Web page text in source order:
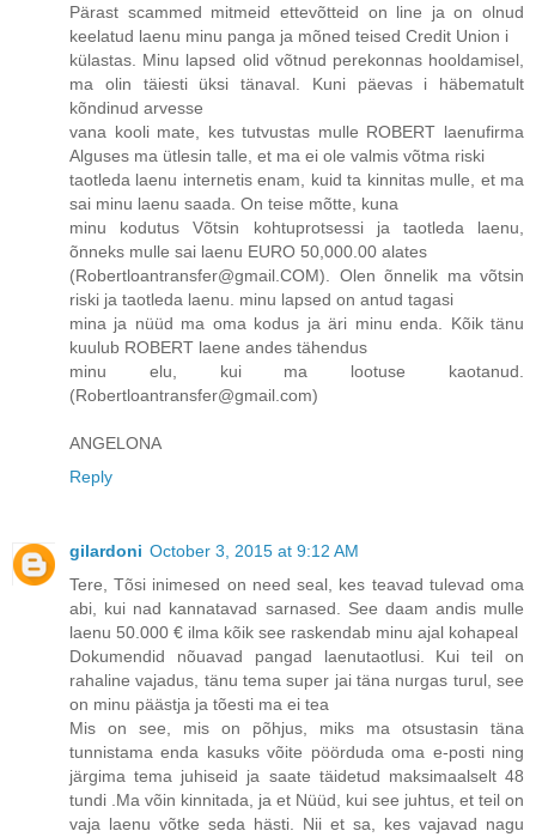
Pärast scammed mitmeid ettevõtteid on line ja on olnud
keelatud laenu minu panga ja mõned teised Credit Union i
külastas. Minu lapsed olid võtnud perekonnas hooldamisel,
ma olin täiesti üksi tänaval. Kuni päevas i häbematult
kõndinud arvesse
vana kooli mate, kes tutvustas mulle ROBERT laenufirma
Alguses ma ütlesin talle, et ma ei ole valmis võtma riski
taotleda laenu internetis enam, kuid ta kinnitas mulle, et ma
sai minu laenu saada. On teise mõtte, kuna
minu kodutus Võtsin kohtuprotsessi ja taotleda laenu,
õnneks mulle sai laenu EURO 50,000.00 alates
(Robertloantransfer@gmail.COM). Olen õnnelik ma võtsin
riski ja taotleda laenu. minu lapsed on antud tagasi
mina ja nüüd ma oma kodus ja äri minu enda. Kõik tänu
kuulub ROBERT laene andes tähendus
minu elu, kui ma lootuse kaotanud.
(Robertloantransfer@gmail.com)
ANGELONA
Reply
gilardoni October 3, 2015 at 9:12 AM
Tere, Tõsi inimesed on need seal, kes teavad tulevad oma
abi, kui nad kannatavad sarnased. See daam andis mulle
laenu 50.000 € ilma kõik see raskendab minu ajal kohapeal
Dokumendid nõuavad pangad laenutaotlusi. Kui teil on
rahaline vajadus, tänu tema super jai täna nurgas turul, see
on minu päästja ja tõesti ma ei tea
Mis on see, mis on põhjus, miks ma otsustasin täna
tunnistama enda kasuks võite pöörduda oma e-posti ning
järgima tema juhiseid ja saate täidetud maksimaalselt 48
tundi .Ma võin kinnitada, ja et Nüüd, kui see juhtus, et teil on
vaja laenu võtke seda hästi. Nii et sa, kes vajavad nagu